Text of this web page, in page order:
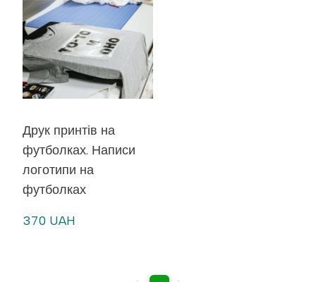
Друк принтів на
футболках. Написи
логотипи на
футболках
370 UAH